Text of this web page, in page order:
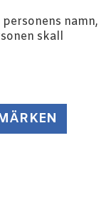
namn,
skall